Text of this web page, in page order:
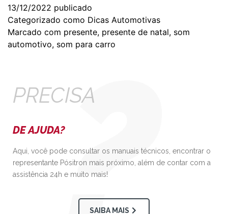
13/12/2022 publicado
Categorizado como Dicas Automotivas
Marcado com presente, presente de natal, som
automotivo, som para carro
PRECISA
DE AJUDA?
Aqui, você pode consultar os manuais técnicos, encontrar o
representante Pósitron mais próximo, além de contar com a
assistência 24h e muito mais!
SAIBA MAIS